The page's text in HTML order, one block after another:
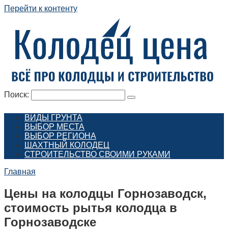
Перейти к контенту
Поиск:
ВИДЫ ГРУНТА
ВЫБОР МЕСТА
ВЫБОР РЕГИОНА
ШАХТНЫЙ КОЛОДЕЦ
СТРОИТЕЛЬСТВО СВОИМИ РУКАМИ
Главная
Цены на колодцы Горнозаводск,
стоимость рытья колодца в
Горнозаводске